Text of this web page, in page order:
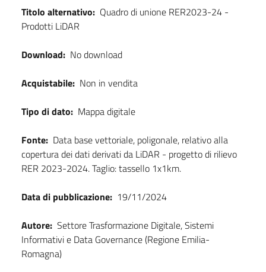
Titolo alternativo: Quadro di unione RER2023-24 -
Prodotti LiDAR
Download: No download
Acquistabile: Non in vendita
Tipo di dato: Mappa digitale
Fonte: Data base vettoriale, poligonale, relativo alla
copertura dei dati derivati da LiDAR - progetto di rilievo
RER 2023-2024. Taglio: tassello 1x1km.
Data di pubblicazione: 19/11/2024
Autore: Settore Trasformazione Digitale, Sistemi
Informativi e Data Governance (Regione Emilia-
Romagna)